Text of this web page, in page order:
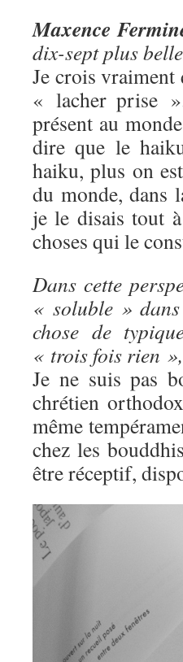
Maxence
dix-sept plus
Je crois vraiment
« lacher prise
présent au
dire que le
haiku, plus on
du monde, dans
je le disais tout
choses qui le
Dans cette
« soluble »
chose de
« trois fois rien
Je ne suis pas
chrétien
même
chez les
être réceptif,